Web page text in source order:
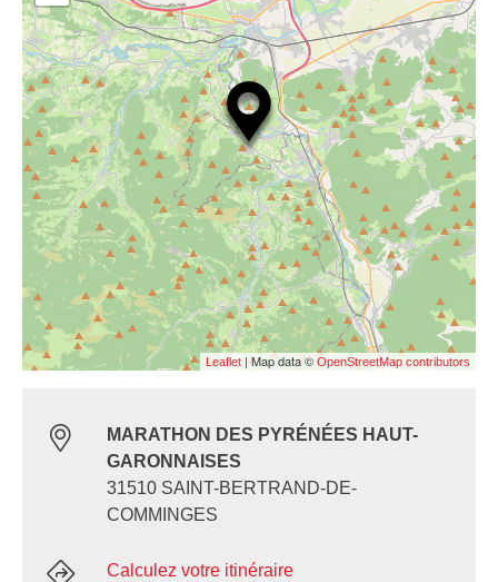
Leaflet | Map data © OpenStreetMap contributors
MARATHON DES PYRÉNÉES HAUT-
GARONNAISES
31510 SAINT-BERTRAND-DE-
COMMINGES
Calculez votre itinéraire